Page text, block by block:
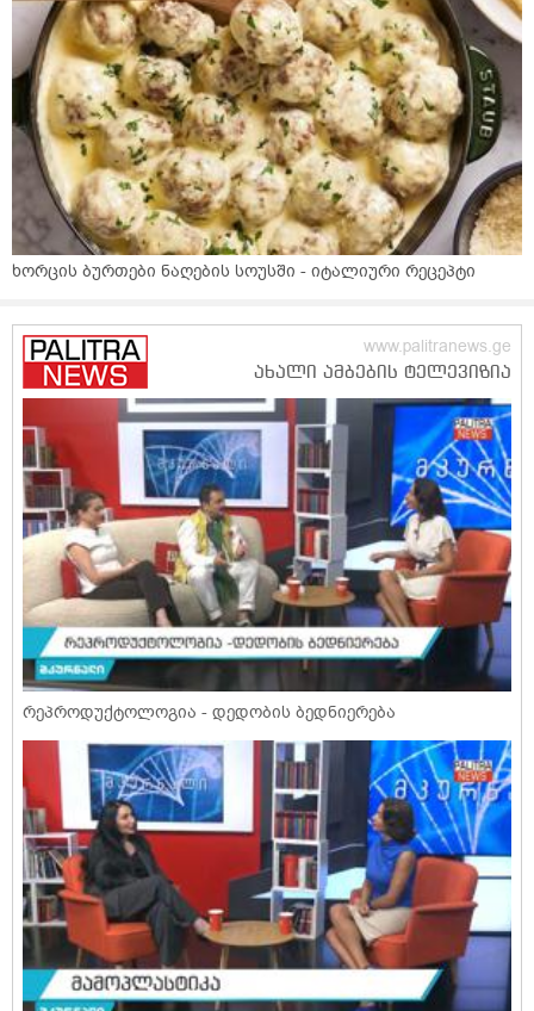
ხორცის ბურთები ნაღების სოუსში - იტალიური რეცეპტი
რეპროდუქტოლოგია - დედობის ბედნიერება